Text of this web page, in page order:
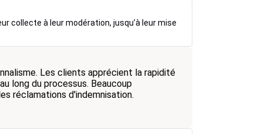
collecte à leur modération, jusqu’à leur mise
Les clients apprécient la rapidité
long du processus. Beaucoup
réclamations d'indemnisation.